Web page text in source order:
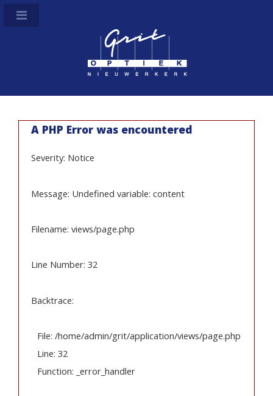
A PHP Error was encountered
Severity: Notice
Message: Undefined variable: content
Filename: views/page.php
Line Number: 32
Backtrace:
File: /home/admin/grit/application/views/page.php
Line: 32
Function: _error_handler